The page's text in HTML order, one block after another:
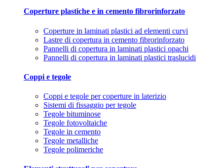
Coperture plastiche e in cemento fibrorinforzato
Coperture in laminati plastici ad elementi curvi
Lastre di copertura in cemento fibrorinforzato
Pannelli di copertura in laminati plastici opachi
Pannelli di copertura in laminati plastici traslucidi
Coppi e tegole
Coppi e tegole per coperture in laterizio
Sistemi di fissaggio per tegole
Tegole bituminose
Tegole fotovoltaiche
Tegole in cemento
Tegole metalliche
Tegole polimeriche